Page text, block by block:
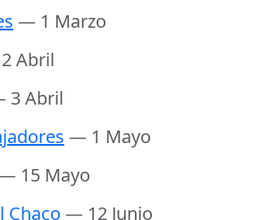
— 1 Marzo
Abril
3 Abril
— 1 Mayo
15 Mayo
Chaco — 12 Junio